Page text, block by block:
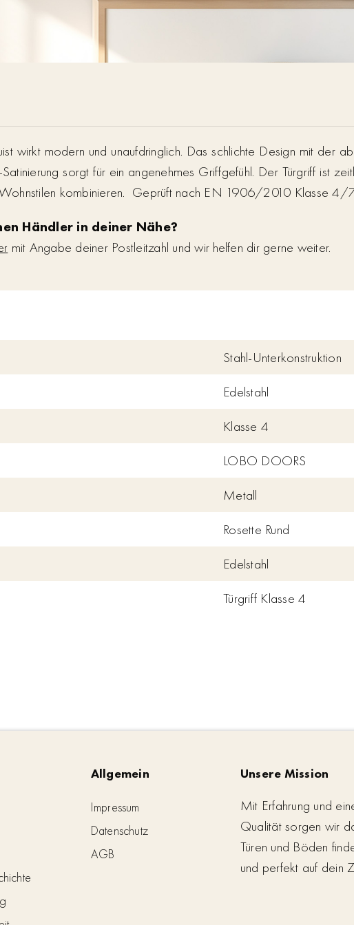
wirkt modern und unaufdringlich. Das schlichte Design mit der
sorgt für ein angenehmes Griffgefühl. Der Türgriff ist
kombinieren. Geprüft nach EN 1906/2010 Klasse 4/
Händler in deiner Nähe?
mit Angabe deiner Postleitzahl und wir helfen dir gerne weiter.
Stahl-Unterkonstruktion
Edelstahl
Klasse 4
LOBO DOORS
Metall
Rosette Rund
Edelstahl
Türgriff Klasse 4
Allgemein
Impressum
Datenschutz
AGB
Unsere Mission
Mit Erfahrung und
Qualität sorgen wir
Türen und Böden
und perfekt auf dein